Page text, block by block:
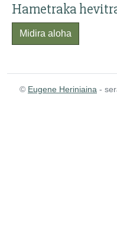
Hametraka
Midira aloha
© Eugene Heriniaina -